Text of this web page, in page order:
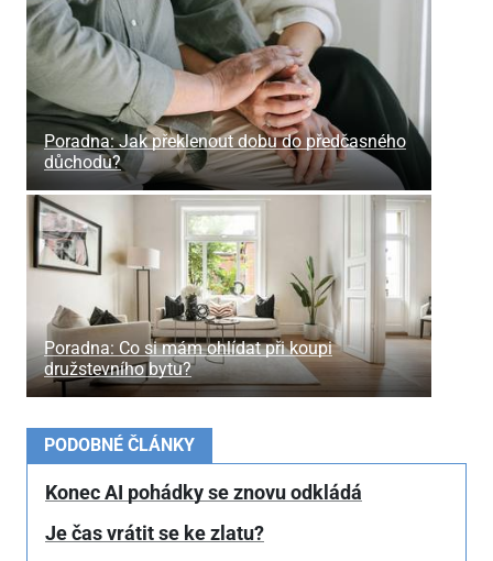
Poradna: Jak překlenout dobu do předčasného
důchodu?
Poradna: Co si mám ohlídat při koupi
družstevního bytu?
PODOBNÉ ČLÁNKY
Konec AI pohádky se znovu odkládá
Je čas vrátit se ke zlatu?